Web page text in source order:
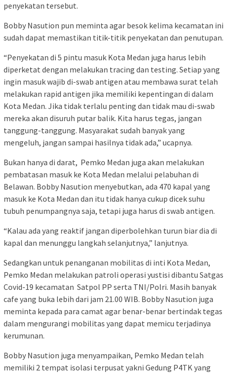
penyekatan tersebut.
Bobby Nasution pun meminta agar besok kelima kecamatan ini
sudah dapat memastikan titik-titik penyekatan dan penutupan.
“Penyekatan di 5 pintu masuk Kota Medan juga harus lebih
diperketat dengan melakukan tracing dan testing. Setiap yang
ingin masuk wajib di-swab antigen atau membawa surat telah
melakukan rapid antigen jika memiliki kepentingan di dalam
Kota Medan. Jika tidak terlalu penting dan tidak mau di-swab
mereka akan disuruh putar balik. Kita harus tegas, jangan
tanggung-tanggung. Masyarakat sudah banyak yang
mengeluh, jangan sampai hasilnya tidak ada,” ucapnya.
Bukan hanya di darat, Pemko Medan juga akan melakukan
pembatasan masuk ke Kota Medan melalui pelabuhan di
Belawan. Bobby Nasution menyebutkan, ada 470 kapal yang
masuk ke Kota Medan dan itu tidak hanya cukup dicek suhu
tubuh penumpangnya saja, tetapi juga harus di swab antigen.
“Kalau ada yang reaktif jangan diperbolehkan turun biar dia di
kapal dan menunggu langkah selanjutnya,” lanjutnya.
Sedangkan untuk penanganan mobilitas di inti Kota Medan,
Pemko Medan melakukan patroli operasi yustisi dibantu Satgas
Covid-19 kecamatan Satpol PP serta TNI/Polri. Masih banyak
cafe yang buka lebih dari jam 21.00 WIB. Bobby Nasution juga
meminta kepada para camat agar benar-benar bertindak tegas
dalam mengurangi mobilitas yang dapat memicu terjadinya
kerumunan.
Bobby Nasution juga menyampaikan, Pemko Medan telah
memiliki 2 tempat isolasi terpusat yakni Gedung P4TK yang